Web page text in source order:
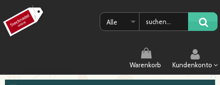
Alle
Warenkorb Kundenkonto